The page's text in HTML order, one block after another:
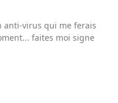
anti-virus qui me ferais
faites moi signe